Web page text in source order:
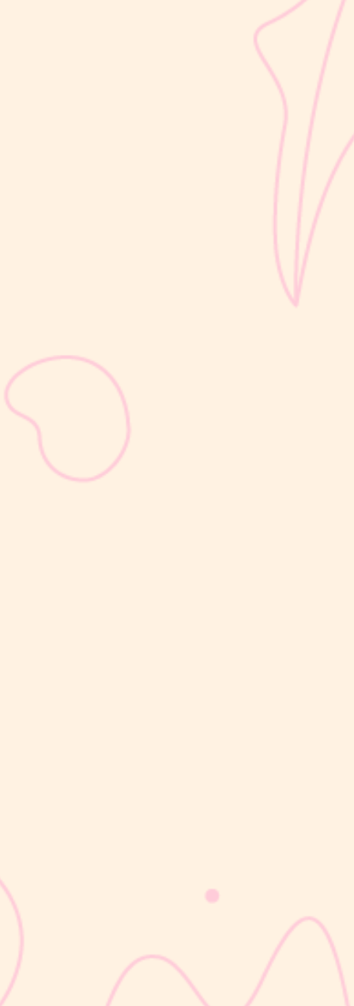
dalam masa 1000 Hari Pertama Kehidupan (HPK). Pada tahap ini,
perkembangan si Kecil berlangsung sangat pesat, mulai dari
kemampuan berjalan, berbicara, hingga berinteraksi dengan orang
Selain berat badan, tinggi badan menjadi salah satu indikator
utama untuk menilai apakah tumbuh kembang si Kecil berjalan
yang dimulai sejak bayi lahir hingga organ reproduksi kembali
seperti sebelum hamil. Selama masa ini, tubuh Moms akan
mengalami berbagai perubahan, mulai dari rahim yang berangsur